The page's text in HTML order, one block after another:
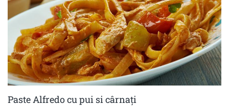
Paste Alfredo cu pui si cârnați